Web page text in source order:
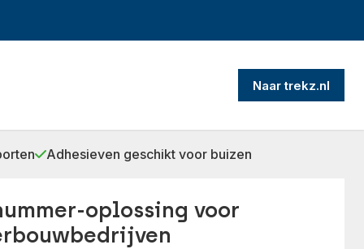
Naar trekz.nl
Adhesieven geschikt voor buizen
oplossing voor